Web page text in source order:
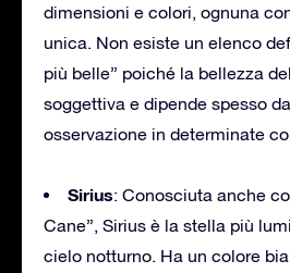
dimensioni e colori, ognuna
unica. Non esiste un elenco
più belle” poiché la bellezza
soggettiva e dipende spesso
osservazione in determinate
Sirius: Conosciuta anche
Cane”, Sirius è la stella più
cielo notturno. Ha un colore